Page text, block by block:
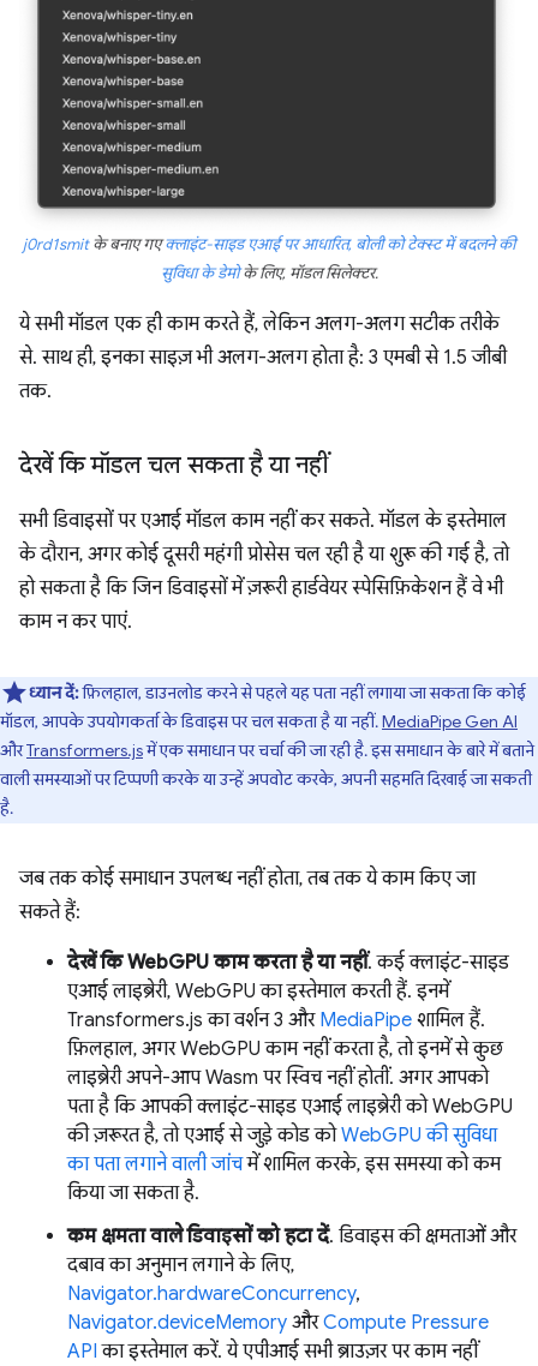
j0rd1smitके बनाए गएक्लाइंट-साइड एआई पर आधारित, बोली को टेक्स्ट में बदलने की
सुविधा के डेमोके लिए, मॉडल सिलेक्टर.
ये सभी मॉडल एक ही काम करते हैं, लेकिन अलग-अलग सटीक तरीके
से. साथ ही, इनका साइज़ भी अलग-अलग होता है: 3 एमबी से 1.5 जीबी
तक.
देखें कि मॉडल चल सकता है या नहीं
सभी डिवाइसों पर एआई मॉडल काम नहीं कर सकते. मॉडल के इस्तेमाल
के दौरान, अगर कोई दूसरी महंगी प्रोसेस चल रही है या शुरू की गई है, तो
हो सकता है कि जिन डिवाइसों में ज़रूरी हार्डवेयर स्पेसिफ़िकेशन हैं वे भी
काम न कर पाएं.
ध्यान दें:फ़िलहाल, डाउनलोड करने से पहले यह पता नहीं लगाया जा सकता कि कोई
मॉडल, आपके उपयोगकर्ता के डिवाइस पर चल सकता है या नहीं.MediaPipe Gen AI
औरTransformers.jsमें एक समाधान पर चर्चा की जा रही है. इस समाधान के बारे में बताने
वाली समस्याओं पर टिप्पणी करके या उन्हें अपवोट करके, अपनी सहमति दिखाई जा सकती
है.
जब तक कोई समाधान उपलब्ध नहीं होता, तब तक ये काम किए जा
सकते हैं:
देखें कि WebGPU काम करता है या नहीं. कई क्लाइंट-साइड
एआई लाइब्रेरी, WebGPU का इस्तेमाल करती हैं. इनमें
Transformers.js का वर्शन 3 और MediaPipe शामिल हैं.
फ़िलहाल, अगर WebGPU काम नहीं करता है, तो इनमें से कुछ
लाइब्रेरी अपने-आप Wasm पर स्विच नहीं होतीं. अगर आपको
पता है कि आपकी क्लाइंट-साइड एआई लाइब्रेरी को WebGPU
की ज़रूरत है, तो एआई से जुड़े कोड कोWebGPU की सुविधा
का पता लगाने वाली जांचमें शामिल करके, इस समस्या को कम
किया जा सकता है.
कम क्षमता वाले डिवाइसों को हटा दें. डिवाइस की क्षमताओं और
दबाव का अनुमान लगाने के लिए,
Navigator.hardwareConcurrency,
Navigator.deviceMemory औरCompute Pressure
API का इस्तेमाल करें. ये एपीआई सभी ब्राउज़र पर काम नहीं